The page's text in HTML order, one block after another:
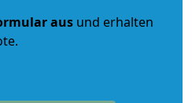
aus und erhalten